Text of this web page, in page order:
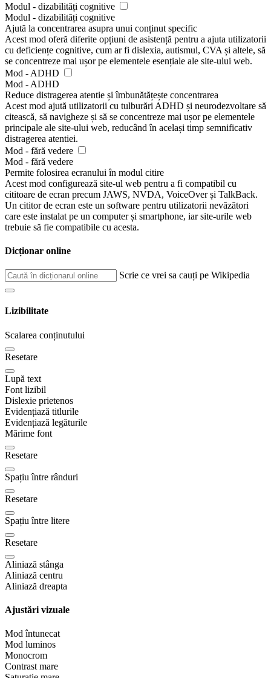
Modul - dizabilități cognitive
Modul - dizabilități cognitive
Ajută la concentrarea asupra unui conținut specific
Acest mod oferă diferite opțiuni de asistență pentru a ajuta utilizatorii
cu deficiențe cognitive, cum ar fi dislexia, autismul, CVA și altele, să
se concentreze mai ușor pe elementele esențiale ale site-ului web.
Mod - ADHD
Mod - ADHD
Reduce distragerea atentie și îmbunătățește concentrarea
Acest mod ajută utilizatorii cu tulburări ADHD și neurodezvoltare să
citească, să navigheze și să se concentreze mai ușor pe elementele
principale ale site-ului web, reducând în același timp semnificativ
distragerea atentiei.
Mod - fără vedere
Mod - fără vedere
Permite folosirea ecranului în modul citire
Acest mod configurează site-ul web pentru a fi compatibil cu
cititoare de ecran precum JAWS, NVDA, VoiceOver și TalkBack.
Un cititor de ecran este un software pentru utilizatorii nevăzători
care este instalat pe un computer și smartphone, iar site-urile web
trebuie să fie compatibile cu acesta.
Dicționar online
Scrie ce vrei sa cauți pe Wikipedia
Lizibilitate
Scalarea conținutului
Resetare
Lupă text
Font lizibil
Dislexie prietenos
Evidențiază titlurile
Evidențiază legăturile
Mărime font
Resetare
Spațiu între rânduri
Resetare
Spațiu între litere
Resetare
Aliniază stânga
Aliniază centru
Aliniază dreapta
Ajustări vizuale
Mod întunecat
Mod luminos
Monocrom
Contrast mare